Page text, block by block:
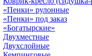
«Пенки» рулонные
«Пенки» под заказ
«Богатырские»
Двухместные
Двухслойные